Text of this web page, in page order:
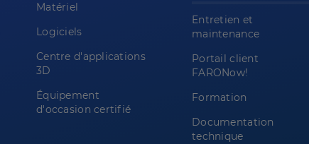
Matériel
Logiciels
Centre d'applications
3D
Équipement
d'occasion certifié
Entretien et
maintenance
Portail client
FARONow!
Formation
Documentation
technique